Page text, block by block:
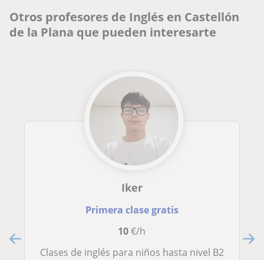
Otros profesores de Inglés en Castellón
de la Plana que pueden interesarte
Iker
Primera clase gratis
10€/h
Clases de inglés para niños hasta nivel B2